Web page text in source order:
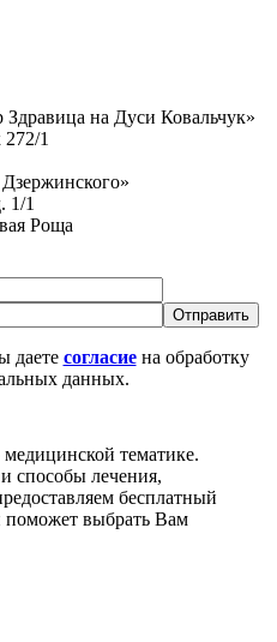
на Дуси Ковальчук»
1
1/1
Роща
даете согласиена обработку
данных.
тематике.
способы лечения,
бесплатный
поможет выбрать Вам